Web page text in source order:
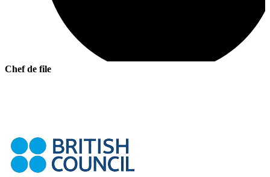
Chef de file